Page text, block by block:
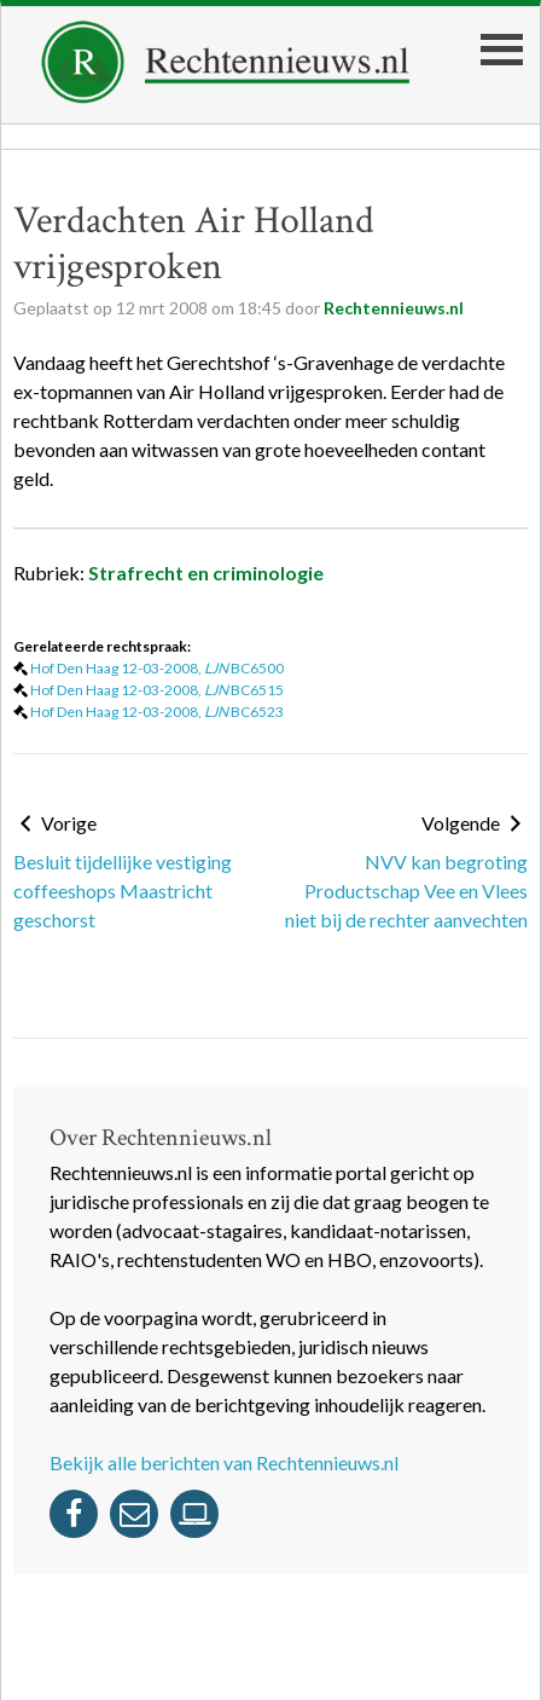
Verdachten Air Holland
vrijgesproken
Geplaatst op 12 mrt 2008 om 18:45 door Rechtennieuws.nl
Vandaag heeft het Gerechtshof ‘s-Gravenhage de verdachte
ex-topmannen van Air Holland vrijgesproken. Eerder had de
rechtbank Rotterdam verdachten onder meer schuldig
bevonden aan witwassen van grote hoeveelheden contant
geld.
Rubriek: Strafrecht en criminologie
Gerelateerde rechtspraak:
Hof Den Haag 12-03-2008, LJNBC6500
Hof Den Haag 12-03-2008, LJNBC6515
Hof Den Haag 12-03-2008, LJNBC6523
Vorige
Besluit tijdellijke vestiging
coffeeshops Maastricht
geschorst
Volgende
NVV kan begroting
Productschap Vee en Vlees
niet bij de rechter aanvechten
Over Rechtennieuws.nl
Rechtennieuws.nl is een informatie portal gericht op
juridische professionals en zij die dat graag beogen te
worden (advocaat-stagaires, kandidaat-notarissen,
RAIO's, rechtenstudenten WO en HBO, enzovoorts).
Op de voorpagina wordt, gerubriceerd in
verschillende rechtsgebieden, juridisch nieuws
gepubliceerd. Desgewenst kunnen bezoekers naar
aanleiding van de berichtgeving inhoudelijk reageren.
Bekijk alle berichten van Rechtennieuws.nl